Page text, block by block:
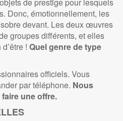
Donc, émotionnellement, les
devant. Les deux œuvres
groupes différents, et elles
! Quel genre de type
officiels. Vous
par téléphone. Nous
une offre.